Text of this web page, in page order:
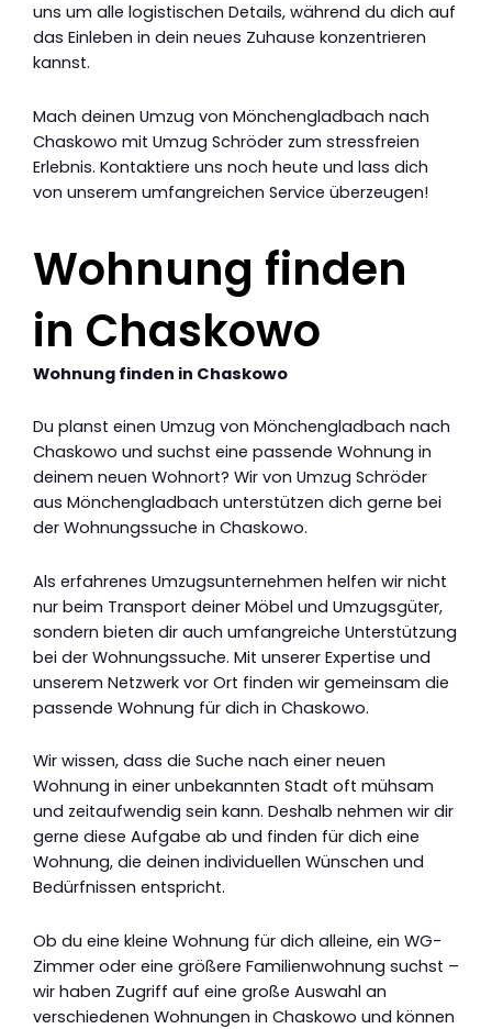
uns um alle logistischen Details, während du dich auf
das Einleben in dein neues Zuhause konzentrieren
kannst.
Mach deinen Umzug von Mönchengladbach nach
Chaskowo mit Umzug Schröder zum stressfreien
Erlebnis. Kontaktiere uns noch heute und lass dich
von unserem umfangreichen Service überzeugen!
Wohnung finden
in Chaskowo
Wohnung finden in Chaskowo
Du planst einen Umzug von Mönchengladbach nach
Chaskowo und suchst eine passende Wohnung in
deinem neuen Wohnort? Wir von Umzug Schröder
aus Mönchengladbach unterstützen dich gerne bei
der Wohnungssuche in Chaskowo.
Als erfahrenes Umzugsunternehmen helfen wir nicht
nur beim Transport deiner Möbel und Umzugsgüter,
sondern bieten dir auch umfangreiche Unterstützung
bei der Wohnungssuche. Mit unserer Expertise und
unserem Netzwerk vor Ort finden wir gemeinsam die
passende Wohnung für dich in Chaskowo.
Wir wissen, dass die Suche nach einer neuen
Wohnung in einer unbekannten Stadt oft mühsam
und zeitaufwendig sein kann. Deshalb nehmen wir dir
gerne diese Aufgabe ab und finden für dich eine
Wohnung, die deinen individuellen Wünschen und
Bedürfnissen entspricht.
Ob du eine kleine Wohnung für dich alleine, ein WG-
Zimmer oder eine größere Familienwohnung suchst –
wir haben Zugriff auf eine große Auswahl an
verschiedenen Wohnungen in Chaskowo und können